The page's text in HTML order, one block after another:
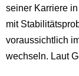
seiner Karriere
mit
voraussichtlich
wechseln. Laut